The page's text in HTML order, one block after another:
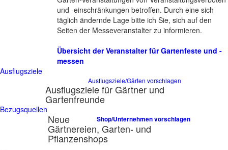
und -einschränkungen betroffen. Durch eine sich
täglich ändernde Lage bitte ich Sie, sich auf den
Seiten der Messeveranstalter zu informieren.
Übersicht der Veranstalter für Gartenfeste und -
messen
Ausflugsziele
Ausflugsziele/Gärten vorschlagen
Ausflugsziele für Gärtner und
Gartenfreunde
Bezugsquellen
Shop/Unternehmen vorschlagen
Neue
Gärtnereien, Garten- und
Pflanzenshops